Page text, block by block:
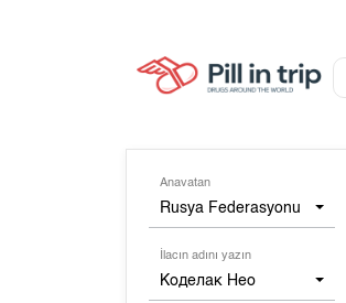
Anavatan
Rusya Federasyonu
İlacın adını yazın
Коделак Нео